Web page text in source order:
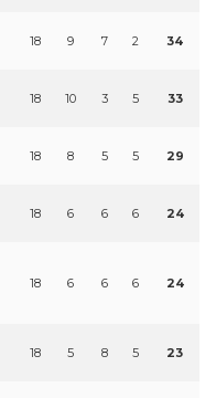
18 9 7 2 34
18 10 3 5 33
18 8 5 5 29
18 6 6 6 24
18 6 6 6 24
18 5 8 5 23